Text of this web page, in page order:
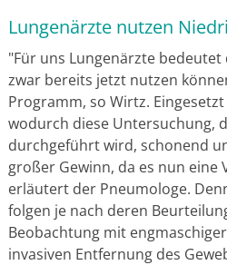
Lungenärzte nutzen
"Für uns Lungenärzte
zwar bereits jetzt nutzen
Programm, so Wirtz.
wodurch diese Untersuchung,
durchgeführt wird, schonend
großer Gewinn, da es nun
erläutert der Pneumologe.
folgen je nach deren
Beobachtung mit
invasiven Entfernung des